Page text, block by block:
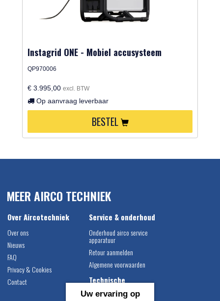
Instagrid ONE - Mobiel accusysteem
QP970006
€ 3.995,00 excl. BTW
Op aanvraag leverbaar
BESTEL
MEER AIRCO TECHNIEK
Over Aircotechniek
Over ons
Nieuws
FAQ
Privacy & Cookies
Contact
Service & onderhoud
Onderhoud airco service
apparatuur
Retour aanmelden
Algemene voorwaarden
Technische
Uw ervaring op